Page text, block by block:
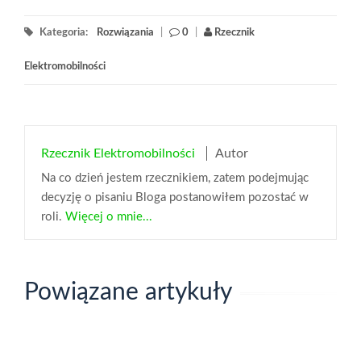
Kategoria: Rozwiązania 0 Rzecznik
Elektromobilności
Rzecznik Elektromobilności Autor
Na co dzień jestem rzecznikiem, zatem podejmując
decyzję o pisaniu Bloga postanowiłem pozostać w
roli. Więcej o mnie...
Powiązane artykuły